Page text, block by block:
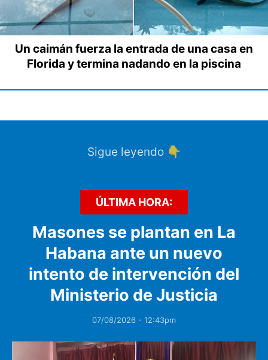
Un caimán fuerza la entrada de una casa en
Florida y termina nadando en la piscina
Sigue leyendo 👇